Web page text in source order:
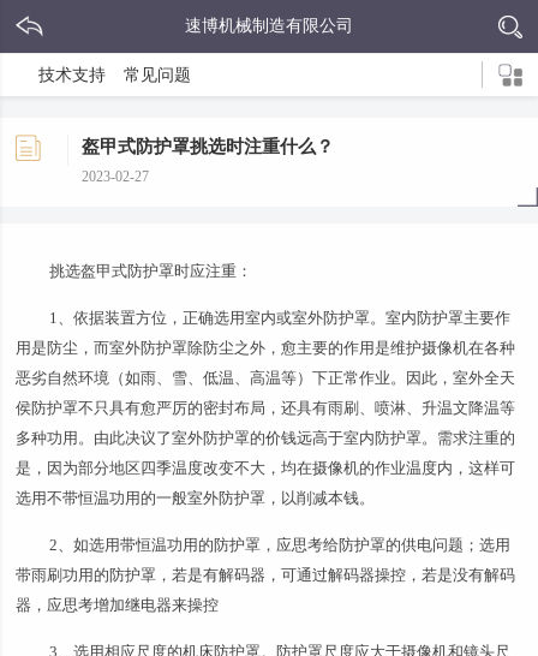
速博机械制造有限公司
技术支持 常见问题
盔甲式防护罩挑选时注重什么？
2023-02-27
挑选盔甲式防护罩时应注重：
1、依据装置方位，正确选用室内或室外防护罩。室内防护罩主要作
用是防尘，而室外防护罩除防尘之外，愈主要的作用是维护摄像机在各种
恶劣自然环境（如雨、雪、低温、高温等）下正常作业。因此，室外全天
侯防护罩不只具有愈严厉的密封布局，还具有雨刷、喷淋、升温文降温等
多种功用。由此决议了室外防护罩的价钱远高于室内防护罩。需求注重的
是，因为部分地区四季温度改变不大，均在摄像机的作业温度内，这样可
选用不带恒温功用的一般室外防护罩，以削减本钱。
2、如选用带恒温功用的防护罩，应思考给防护罩的供电问题；选用
带雨刷功用的防护罩，若是有解码器，可通过解码器操控，若是没有解码
器，应思考增加继电器来操控
3、选用相应尺度的机床防护罩。防护罩尺度应大于摄像机和镜头尺